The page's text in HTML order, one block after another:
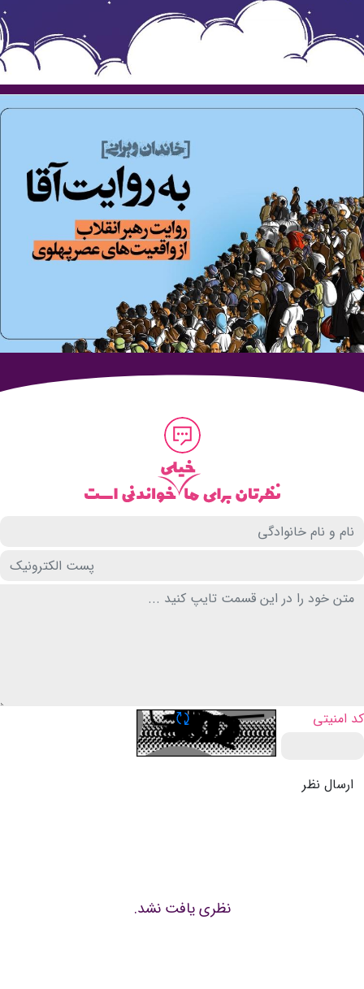
تازه سازی CAPTCHA کد امنیتی
ارسال نظر
نظری یافت نشد.